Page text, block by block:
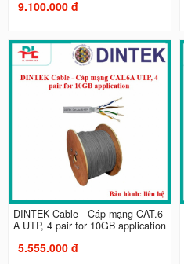
9.100.000 đ
DINTEK Cable - Cáp mạng CAT.6
A UTP, 4 pair for 10GB application
5.555.000 đ